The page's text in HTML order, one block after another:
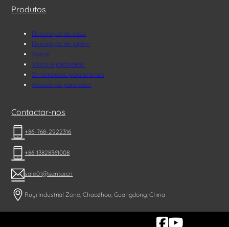
Produtos
Decoração de casa
Decoração de jardim
Vasos
Vasos e jardineiras
Ornamentos para animais
Acessórios para casa
Contactar-nos
+86-768-2922316
+86-13828361008
sale01@santai.cn
Ruyi Industrial Zone, Chaozhou, Guangdong, China